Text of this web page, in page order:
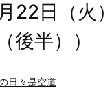
22日（火
後半））
日々是空道